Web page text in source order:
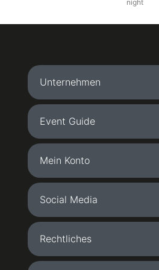
night
Unternehmen
Event Guide
Mein Konto
Social Media
Rechtliches